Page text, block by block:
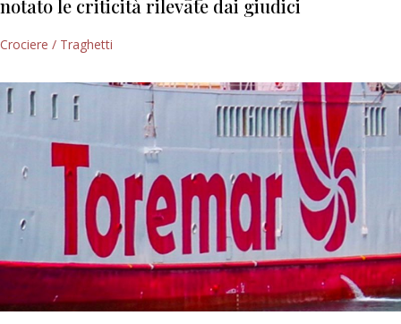
notato le criticità rilevate dai giudici
Crociere / Traghetti